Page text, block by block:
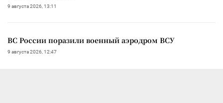
9 августа 2026, 13:11
ВС России поразили военный аэродром ВСУ
9 августа 2026, 12:47